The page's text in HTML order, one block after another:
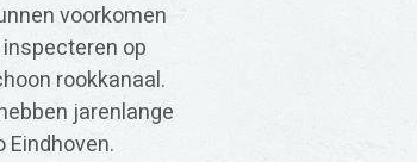
voorkomen
op
rookkanaal.
jarenlange